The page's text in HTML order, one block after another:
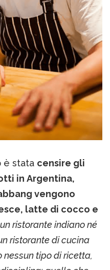
è stata censire gli
in Argentina,
vengono
latte di cocco e
ristorante indiano né
ristorante di cucina
nessun tipo di ricetta,